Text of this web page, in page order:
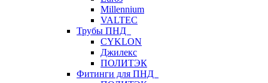
Millennium
VALTEC
Трубы ПНД
CYKLON
Джилекс
ПОЛИТЭК
Фитинги для ПНД